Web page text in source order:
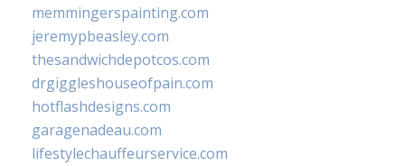
memmingerspainting.com
jeremypbeasley.com
thesandwichdepotcos.com
drgiggleshouseofpain.com
hotflashdesigns.com
garagenadeau.com
lifestylechauffeurservice.com